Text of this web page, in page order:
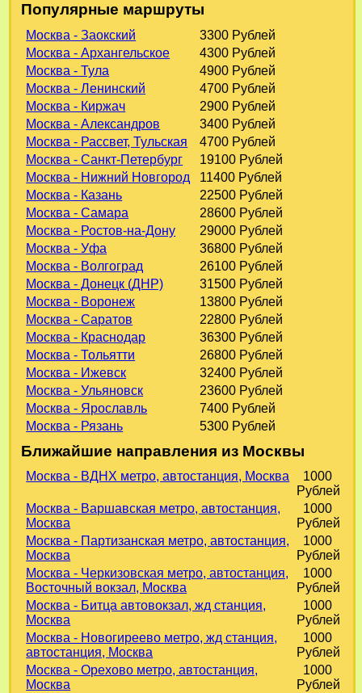
Популярные маршруты
Москва - Заокский
3300 Рублей
Москва - Архангельское
4300 Рублей
Москва - Тула
4900 Рублей
Москва - Ленинский
4700 Рублей
Москва - Киржач
2900 Рублей
Москва - Александров
3400 Рублей
Москва - Рассвет, Тульская
4700 Рублей
Москва - Санкт-Петербург
19100 Рублей
Москва - Нижний Новгород
11400 Рублей
Москва - Казань
22500 Рублей
Москва - Самара
28600 Рублей
Москва - Ростов-на-Дону
29000 Рублей
Москва - Уфа
36800 Рублей
Москва - Волгоград
26100 Рублей
Москва - Донецк (ДНР)
31500 Рублей
Москва - Воронеж
13800 Рублей
Москва - Саратов
22800 Рублей
Москва - Краснодар
36300 Рублей
Москва - Тольятти
26800 Рублей
Москва - Ижевск
32400 Рублей
Москва - Ульяновск
23600 Рублей
Москва - Ярославль
7400 Рублей
Москва - Рязань
5300 Рублей
Ближайшие направления из Москвы
Москва - ВДНХ метро, автостанция, Москва
1000
Рублей
Москва - Варшавская метро, автостанция,
Москва
1000
Рублей
Москва - Партизанская метро, автостанция,
Москва
1000
Рублей
Москва - Черкизовская метро, автостанция,
Восточный вокзал, Москва
1000
Рублей
Москва - Битца автовокзал, жд станция,
Москва
1000
Рублей
Москва - Новогиреево метро, жд станция,
автостанция, Москва
1000
Рублей
Москва - Орехово метро, автостанция,
Москва
1000
Рублей